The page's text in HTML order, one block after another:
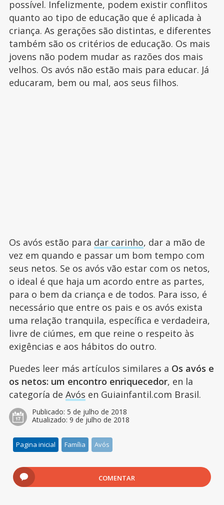
possível. Infelizmente, podem existir conflitos
quanto ao tipo de educação que é aplicada à
criança. As gerações são distintas, e diferentes
também são os critérios de educação. Os mais
jovens não podem mudar as razões dos mais
velhos. Os avós não estão mais para educar. Já
educaram, bem ou mal, aos seus filhos.
Os avós estão para dar carinho, dar a mão de
vez em quando e passar um bom tempo com
seus netos. Se os avós vão estar com os netos,
o ideal é que haja um acordo entre as partes,
para o bem da criança e de todos. Para isso, é
necessário que entre os pais e os avós exista
uma relação tranquila, específica e verdadeira,
livre de ciúmes, em que reine o respeito às
exigências e aos hábitos do outro.
Puedes leer más artículos similares a Os avós e
os netos: um encontro enriquecedor, en la
categoría de Avós en Guiainfantil.com Brasil.
Publicado: 5 de julho de 2018
Atualizado: 9 de julho de 2018
Pagina inicial Família Avós
COMENTAR